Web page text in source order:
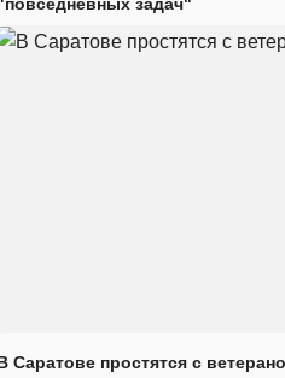
Саратове простятся с